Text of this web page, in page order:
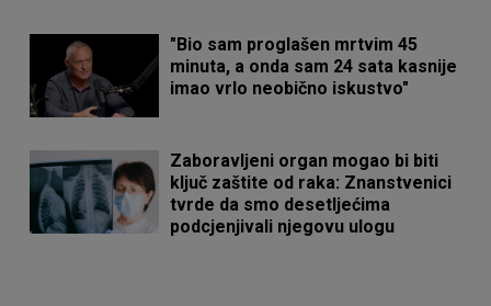
"Bio sam proglašen mrtvim 45
minuta, a onda sam 24 sata kasnije
imao vrlo neobično iskustvo"
Zaboravljeni organ mogao bi biti
ključ zaštite od raka: Znanstvenici
tvrde da smo desetljećima
podcjenjivali njegovu ulogu